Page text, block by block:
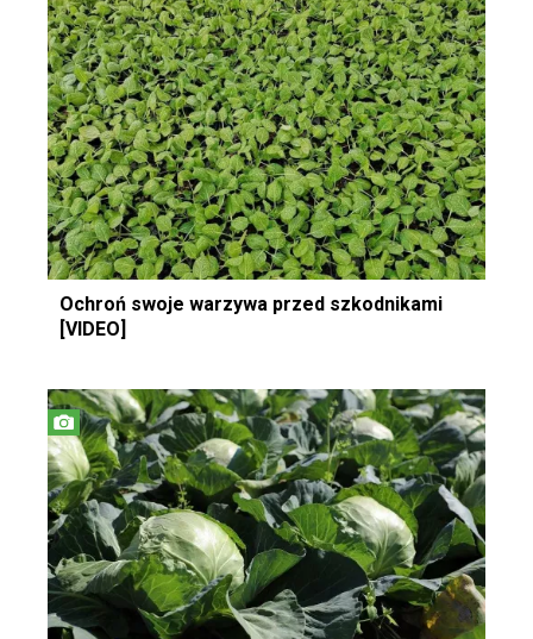
Ochroń swoje warzywa przed szkodnikami
[VIDEO]